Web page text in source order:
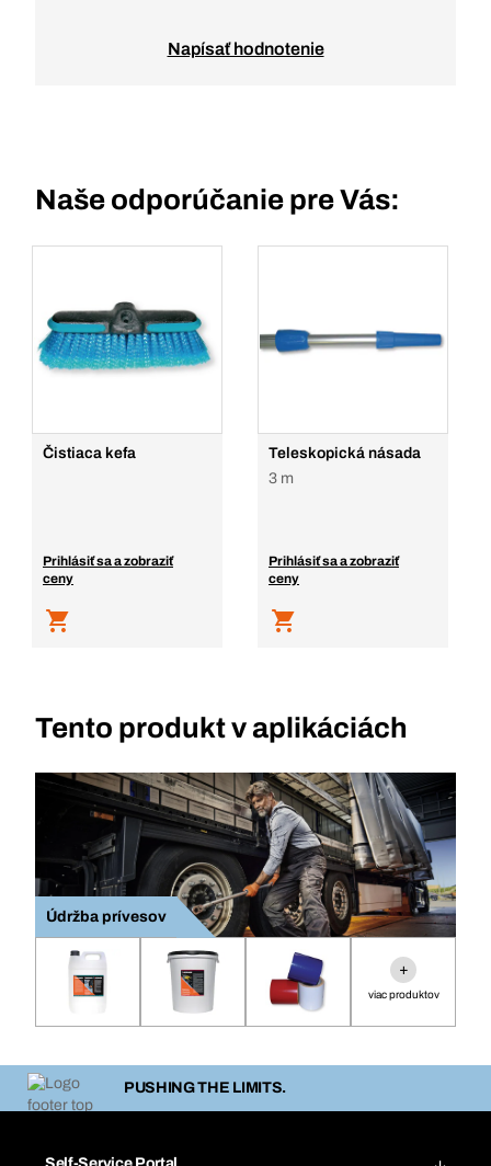
Napísať hodnotenie
Naše odporúčanie pre Vás:
Čistiaca kefa
Prihlásiť sa a zobraziť
ceny
Teleskopická násada
3 m
Prihlásiť sa a zobraziť
ceny
Tento produkt v aplikáciách
Údržba prívesov
+
viac produktov
PUSHING THE LIMITS.